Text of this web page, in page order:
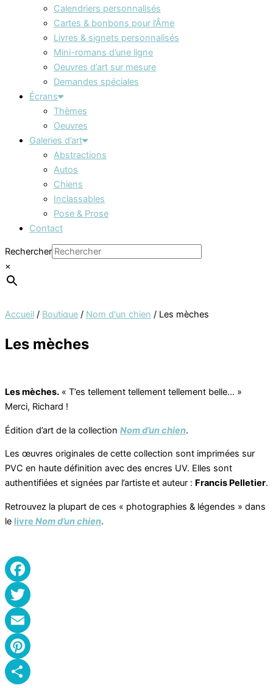
Calendriers personnalisés
Cartes & bonbons pour l’Âme
Livres & signets personnalisés
Mini-romans d’une ligne
Oeuvres d’art sur mesure
Demandes spéciales
Écrans
Thèmes
Oeuvres
Galeries d’art
Abstractions
Autos
Chiens
Inclassables
Pose & Prose
Contact
Rechercher
×
Accueil / Boutique / Nom d'un chien / Les mèches
Les mèches
Les mèches. « T’es tellement tellement tellement belle… »
Merci, Richard !
Édition d’art de la collection Nom d’un chien.
Les œuvres originales de cette collection sont imprimées sur
PVC en haute définition avec des encres UV. Elles sont
authentifiées et signées par l’artiste et auteur : Francis Pelletier.
Retrouvez la plupart de ces « photographies & légendes » dans
le livre Nom d’un chien.
Facebook
Twitter
Email
Pinterest